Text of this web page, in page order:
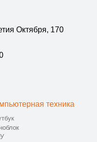
Октября, 170
техника